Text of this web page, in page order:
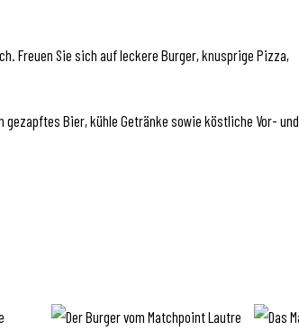
Freuen Sie sich auf leckere Burger, knusprige Pizza,
Bier, kühle Getränke sowie köstliche Vor- und